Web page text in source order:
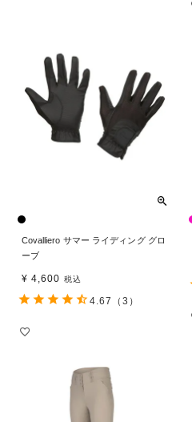
Covalliero サマー ライディング グロ
ーブ
¥ 4,600 税込
4.67 （3）